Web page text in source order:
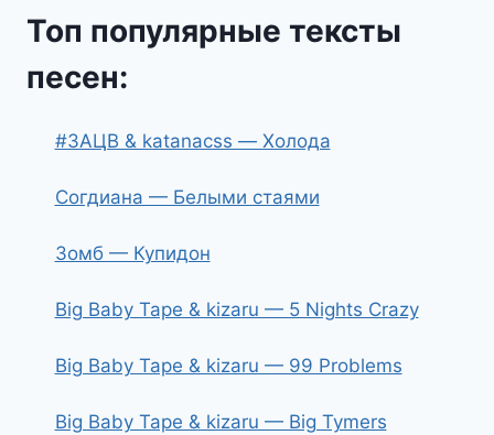
Топ популярные тексты
песен:
#ЗАЦВ & katanacss — Холода
Согдиана — Белыми стаями
Зомб — Купидон
Big Baby Tape & kizaru — 5 Nights Crazy
Big Baby Tape & kizaru — 99 Problems
Big Baby Tape & kizaru — Big Tymers